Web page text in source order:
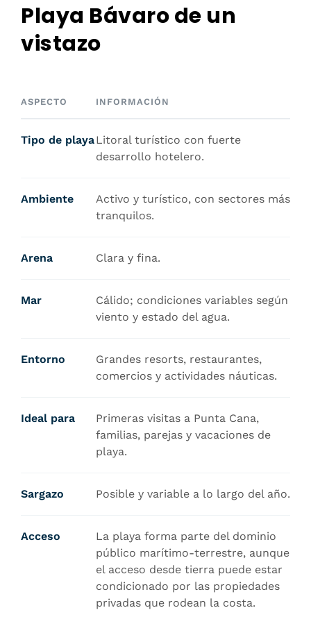
Playa Bávaro de un
vistazo
ASPECTO INFORMACIÓN
Tipo de playaLitoral turístico con fuerte
desarrollo hotelero.
Ambiente
Activo y turístico, con sectores más
tranquilos.
Arena Clara y fina.
Mar
Cálido; condiciones variables según
viento y estado del agua.
Entorno
Grandes resorts, restaurantes,
comercios y actividades náuticas.
Ideal para
Primeras visitas a Punta Cana,
familias, parejas y vacaciones de
playa.
Sargazo Posible y variable a lo largo del año.
Acceso
La playa forma parte del dominio
público marítimo-terrestre, aunque
el acceso desde tierra puede estar
condicionado por las propiedades
privadas que rodean la costa.